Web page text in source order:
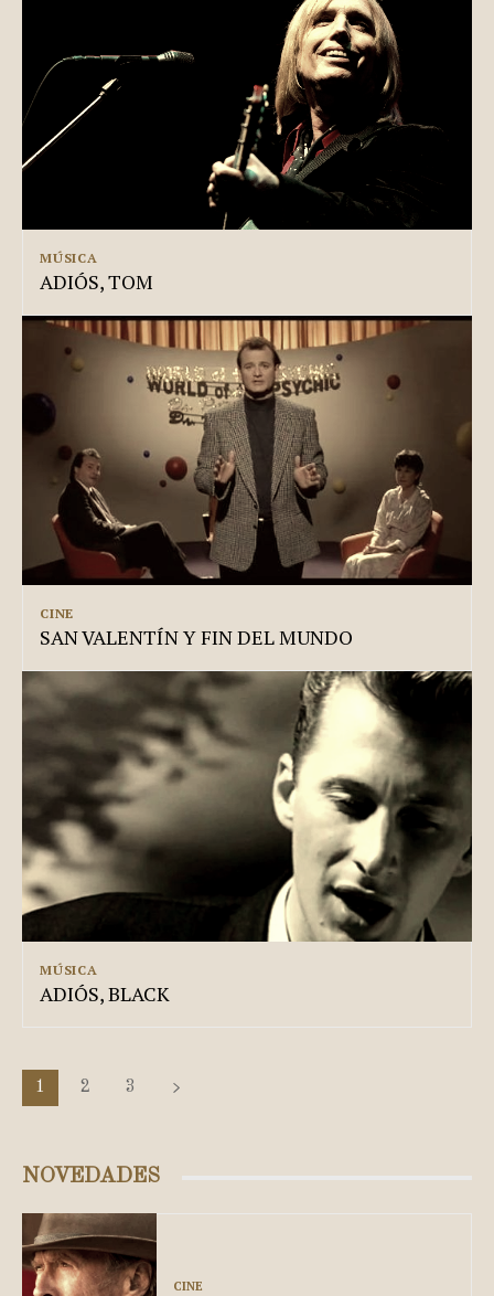
MÚSICA
ADIÓS, TOM
CINE
SAN VALENTÍN Y FIN DEL MUNDO
MÚSICA
ADIÓS, BLACK
1 2 3
NOVEDADES
CINE